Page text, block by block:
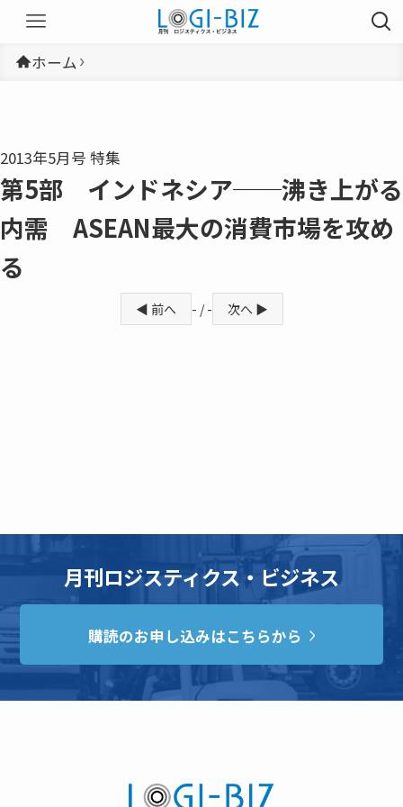
ホーム
2013年5月号 特集
第5部 インドネシア──沸き上がる
内需 ASEAN最大の消費市場を攻め
る
◀ 前へ - / - 次へ ▶
月刊ロジスティクス・ビジネス
購読のお申し込みはこちらから